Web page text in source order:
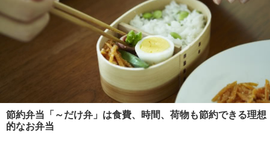
節約弁当「～だけ弁」は食費、時間、荷物も節約できる理想
的なお弁当